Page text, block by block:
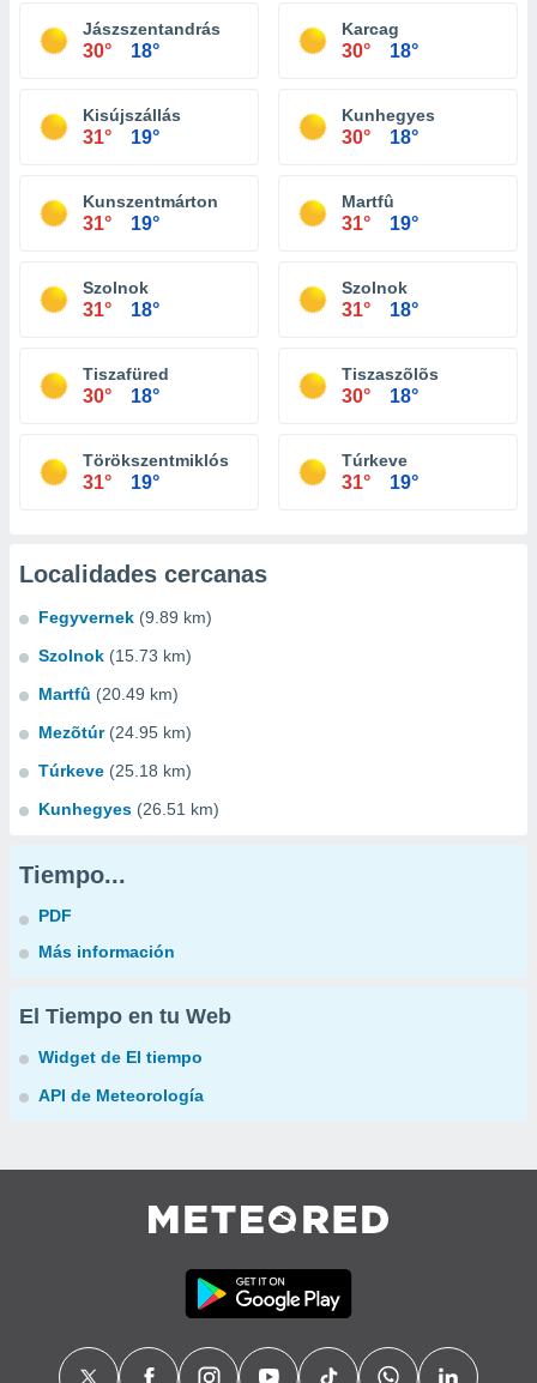
Jászszentandrás
30° 18°
Karcag
30° 18°
Kisújszállás
31° 19°
Kunhegyes
30° 18°
Kunszentmárton
31° 19°
Martfû
31° 19°
Szolnok
31° 18°
Szolnok
31° 18°
Tiszafüred
30° 18°
Tiszaszõlõs
30° 18°
Törökszentmiklós
31° 19°
Túrkeve
31° 19°
Localidades cercanas
Fegyvernek (9.89 km)
Szolnok (15.73 km)
Martfû (20.49 km)
Mezõtúr (24.95 km)
Túrkeve (25.18 km)
Kunhegyes (26.51 km)
Tiempo...
PDF
Más información
El Tiempo en tu Web
Widget de El tiempo
API de Meteorología